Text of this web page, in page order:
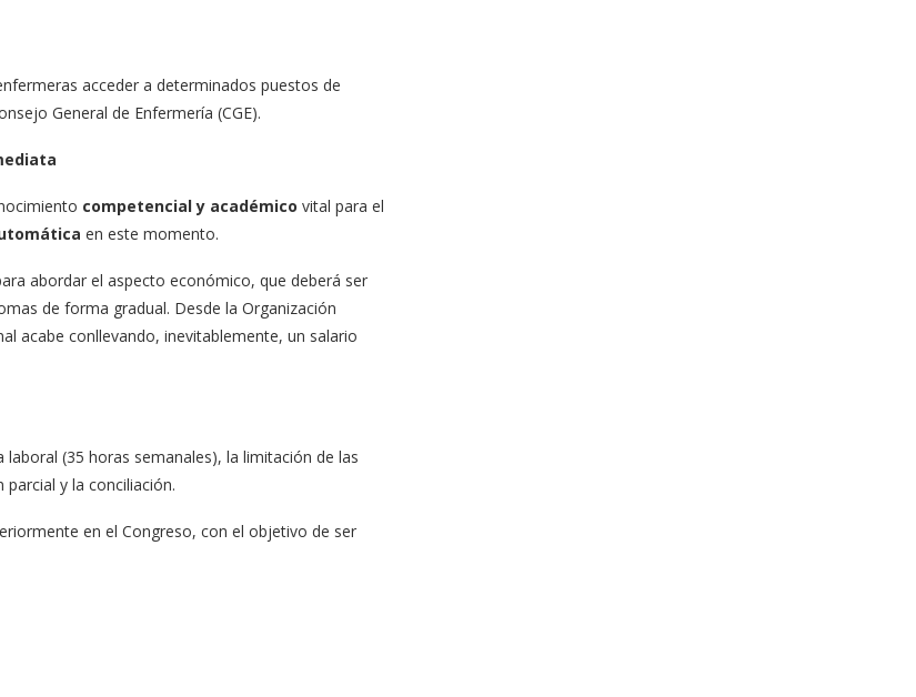
acceder a determinados puestos de
General de Enfermería (CGE).
competencial y académico vital para el
en este momento.
abordar el aspecto económico, que deberá ser
de forma gradual. Desde la Organización
acabe conllevando, inevitablemente, un salario
(35 horas semanales), la limitación de las
y la conciliación.
en el Congreso, con el objetivo de ser